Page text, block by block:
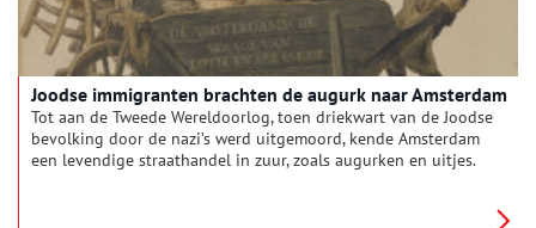
Joodse immigranten brachten de augurk naar Amsterdam
Tot aan de Tweede Wereldoorlog, toen driekwart van de Joodse
bevolking door de nazi’s werd uitgemoord, kende Amsterdam
een levendige straathandel in zuur, zoals augurken en uitjes.